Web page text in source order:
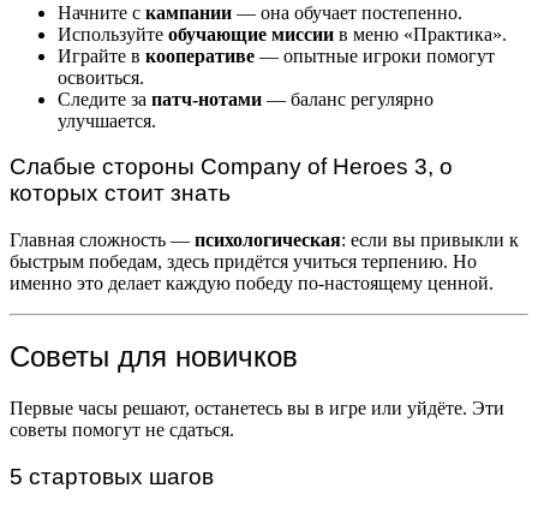
Начните с кампании — она обучает постепенно.
Используйте обучающие миссии в меню «Практика».
Играйте в кооперативе — опытные игроки помогут
освоиться.
Следите за патч-нотами — баланс регулярно
улучшается.
Слабые стороны Company of Heroes 3, о
которых стоит знать
Главная сложность — психологическая: если вы привыкли к
быстрым победам, здесь придётся учиться терпению. Но
именно это делает каждую победу по-настоящему ценной.
Советы для новичков
Первые часы решают, останетесь вы в игре или уйдёте. Эти
советы помогут не сдаться.
5 стартовых шагов